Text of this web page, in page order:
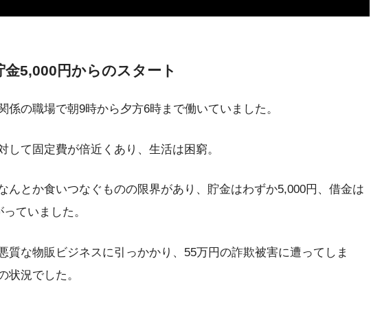
金5,000円からのスタート
係の職場で朝9時から夕方6時まで働いていました。
して固定費が倍近くあり、生活は困窮。
んとか食いつなぐものの限界があり、貯金はわずか5,000円、借金は
ていました。
質な物販ビジネスに引っかかり、55万円の詐欺被害に遭ってしま
状況でした。